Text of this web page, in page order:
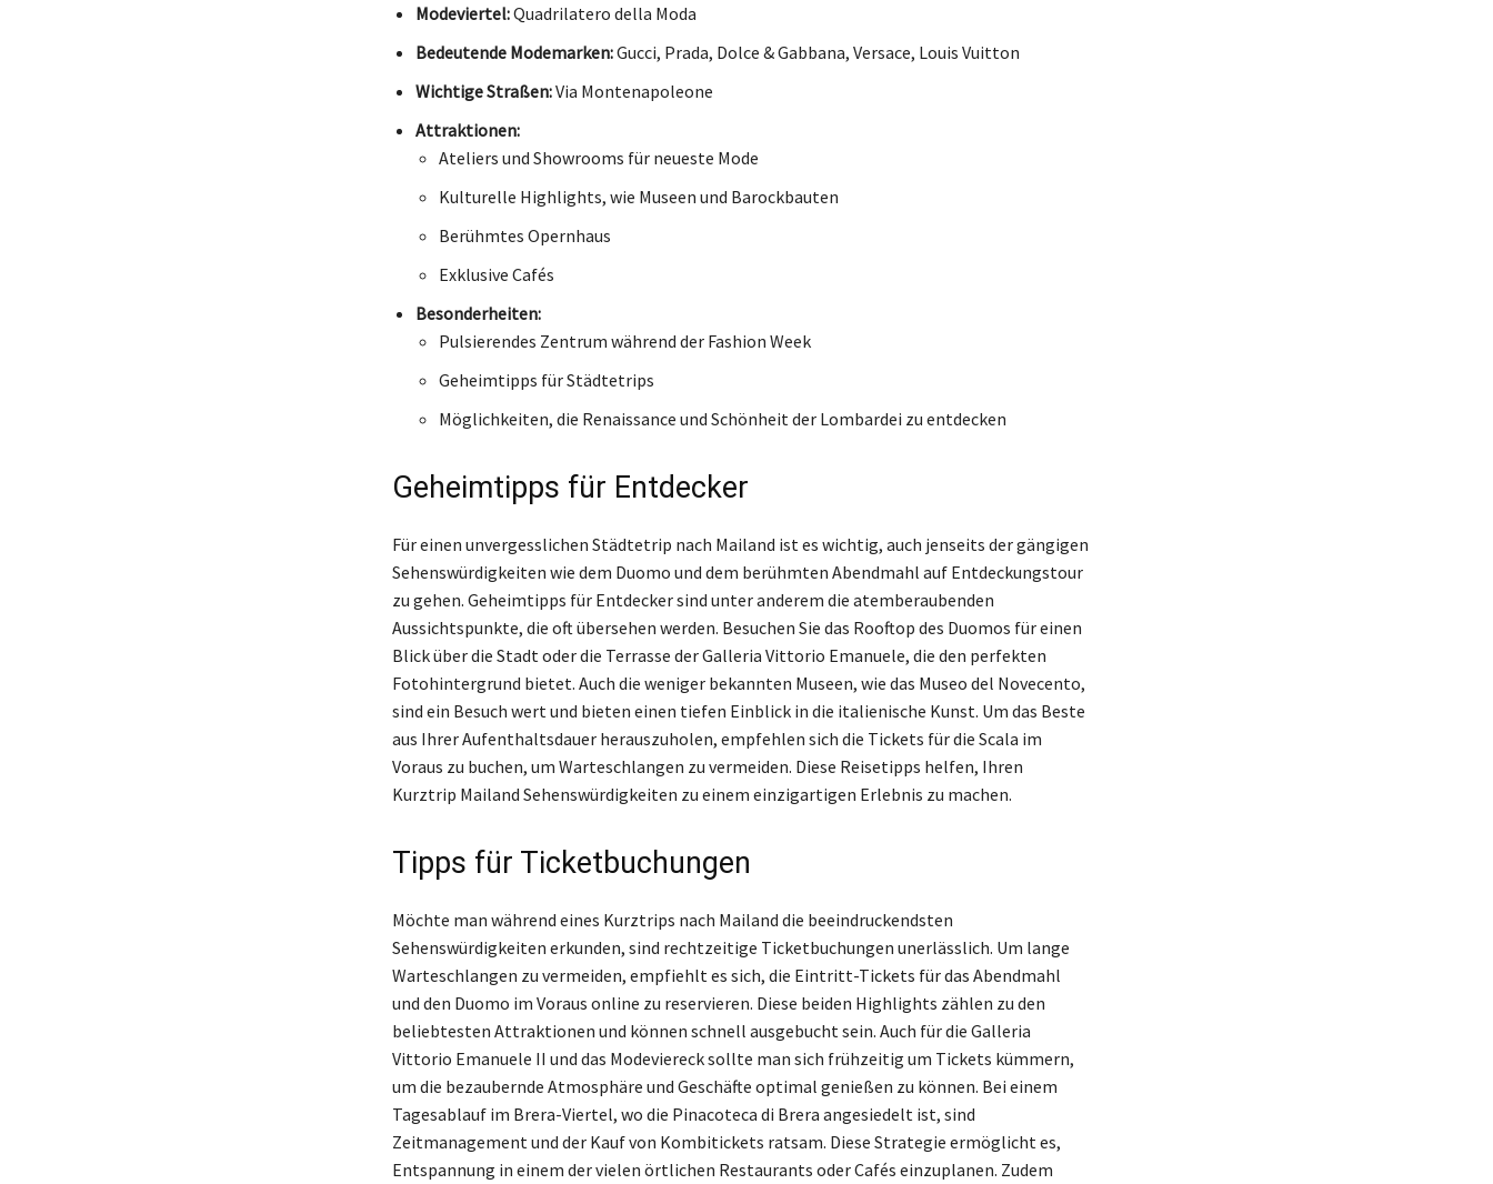
Modeviertel:Quadrilatero della Moda
Bedeutende Modemarken:Gucci, Prada, Dolce & Gabbana, Versace, Louis Vuitton
Wichtige Straßen:Via Montenapoleone
Attraktionen:
Ateliers und Showrooms für neueste Mode
Kulturelle Highlights, wie Museen und Barockbauten
Berühmtes Opernhaus
Exklusive Cafés
Besonderheiten:
Pulsierendes Zentrum während der Fashion Week
Geheimtipps für Städtetrips
Möglichkeiten, die Renaissance und Schönheit der Lombardei zu entdecken
Geheimtipps für Entdecker
Für einen unvergesslichen Städtetrip nach Mailand ist es wichtig, auch jenseits der gängigen
Sehenswürdigkeiten wie dem Duomo und dem berühmten Abendmahl auf Entdeckungstour
zu gehen. Geheimtipps für Entdecker sind unter anderem die atemberaubenden
Aussichtspunkte, die oft übersehen werden. Besuchen Sie das Rooftop des Duomos für einen
Blick über die Stadt oder die Terrasse der Galleria Vittorio Emanuele, die den perfekten
Fotohintergrund bietet. Auch die weniger bekannten Museen, wie das Museo del Novecento,
sind ein Besuch wert und bieten einen tiefen Einblick in die italienische Kunst. Um das Beste
aus Ihrer Aufenthaltsdauer herauszuholen, empfehlen sich die Tickets für die Scala im
Voraus zu buchen, um Warteschlangen zu vermeiden. Diese Reisetipps helfen, Ihren
Kurztrip Mailand Sehenswürdigkeiten zu einem einzigartigen Erlebnis zu machen.
Tipps für Ticketbuchungen
Möchte man während eines Kurztrips nach Mailand die beeindruckendsten
Sehenswürdigkeiten erkunden, sind rechtzeitige Ticketbuchungen unerlässlich. Um lange
Warteschlangen zu vermeiden, empfiehlt es sich, die Eintritt-Tickets für das Abendmahl
und den Duomo im Voraus online zu reservieren. Diese beiden Highlights zählen zu den
beliebtesten Attraktionen und können schnell ausgebucht sein. Auch für die Galleria
Vittorio Emanuele II und das Modeviereck sollte man sich frühzeitig um Tickets kümmern,
um die bezaubernde Atmosphäre und Geschäfte optimal genießen zu können. Bei einem
Tagesablauf im Brera-Viertel, wo die Pinacoteca di Brera angesiedelt ist, sind
Zeitmanagement und der Kauf von Kombitickets ratsam. Diese Strategie ermöglicht es,
Entspannung in einem der vielen örtlichen Restaurants oder Cafés einzuplanen. Zudem